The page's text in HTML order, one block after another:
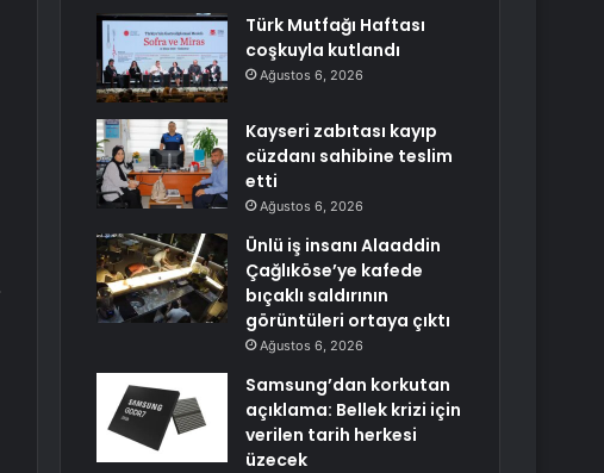
Türk Mutfağı Haftası
coşkuyla kutlandı
Ağustos 6, 2026
Kayseri zabıtası kayıp
cüzdanı sahibine teslim
etti
Ağustos 6, 2026
Ünlü iş insanı Alaaddin
Çağlıköse’ye kafede
bıçaklı saldırının
görüntüleri ortaya çıktı
Ağustos 6, 2026
Samsung’dan korkutan
açıklama: Bellek krizi için
verilen tarih herkesi
üzecek